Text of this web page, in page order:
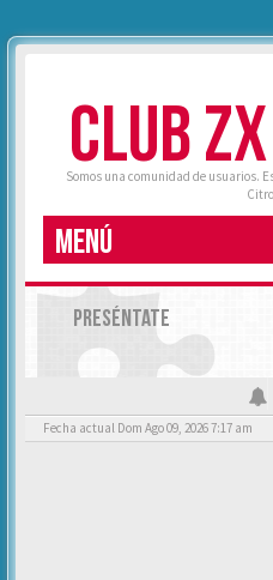
CLUB
Somos una comunidad de usuarios.
MENÚ
PRESÉNTATE
Fecha actual Dom Ago 09, 2026 7:17 am